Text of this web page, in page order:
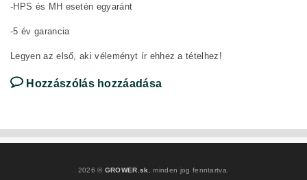
-HPS és MH esetén egyaránt
-5 év garancia
Legyen az első, aki véleményt ír ehhez a tételhez!
Hozzászólás hozzáadása
2026 © GROWER.sk , minden jog fenntartva.